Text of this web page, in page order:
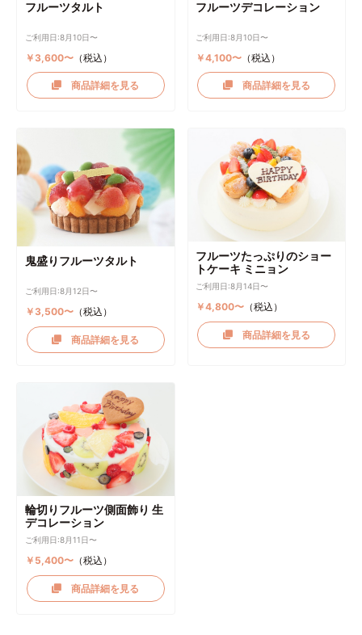
フルーツタルト
ご利用日:8月10日〜
￥3,600〜（税込）
商品詳細を見る
フルーツデコレーション
ご利用日:8月10日〜
￥4,100〜 （税込）
商品詳細を見る
鬼盛りフルーツタルト
ご利用日:8月12日〜
￥3,500〜（税込）
商品詳細を見る
フルーツたっぷりのショー
トケーキ ミニョン
ご利用日:8月14日〜
￥4,800〜 （税込）
商品詳細を見る
輪切りフルーツ側面飾り 生
デコレーション
ご利用日:8月11日〜
￥5,400〜（税込）
商品詳細を見る